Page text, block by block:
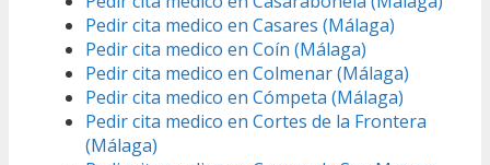
Pedir cita medico en Casares (Málaga)
Pedir cita medico en Coín (Málaga)
Pedir cita medico en Colmenar (Málaga)
Pedir cita medico en Cómpeta (Málaga)
Pedir cita medico en Cortes de la Frontera
(Málaga)